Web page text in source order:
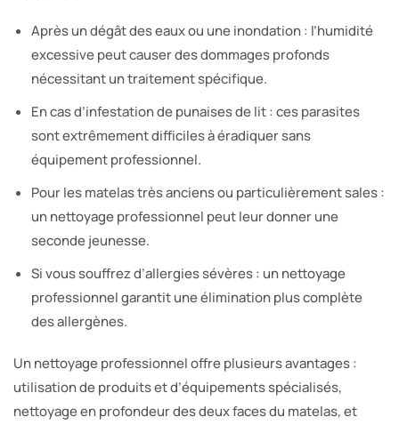
Après un dégât des eaux ou une inondation : l’humidité
excessive peut causer des dommages profonds
nécessitant un traitement spécifique.
En cas d’infestation de punaises de lit : ces parasites
sont extrêmement difficiles à éradiquer sans
équipement professionnel.
Pour les matelas très anciens ou particulièrement sales :
un nettoyage professionnel peut leur donner une
seconde jeunesse.
Si vous souffrez d’allergies sévères : un nettoyage
professionnel garantit une élimination plus complète
des allergènes.
Un nettoyage professionnel offre plusieurs avantages :
utilisation de produits et d’équipements spécialisés,
nettoyage en profondeur des deux faces du matelas, et